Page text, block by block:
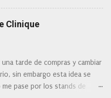
o de oscilación... y
los precios. Existe en la
que antes de hacer la
de hacernos unas preguntas:
mi opinión de porque elegí mi
Clinique
una tarde de compras y cambiar
sin embargo esta idea se
pase por los stands de